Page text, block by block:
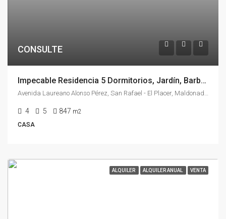
CONSULTE
Impecable Residencia 5 Dormitorios, Jardín, Barbacoa & Piscina en Golf, Punta Del Este
Avenida Laureano Alonso Pérez, San Rafael - El Placer, Maldonado, 20100, Uruguay
4 5 847 m2
CASA
ALQUILER ALQUILER ANUAL VENTA